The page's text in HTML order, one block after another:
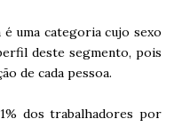
uma categoria cujo sexo
deste segmento, pois
de cada pessoa.
dos trabalhadores por